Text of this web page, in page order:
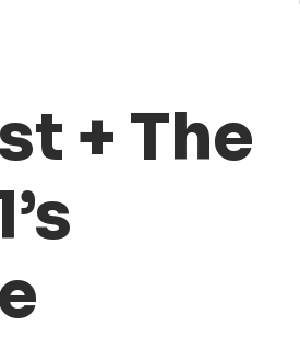
+ The